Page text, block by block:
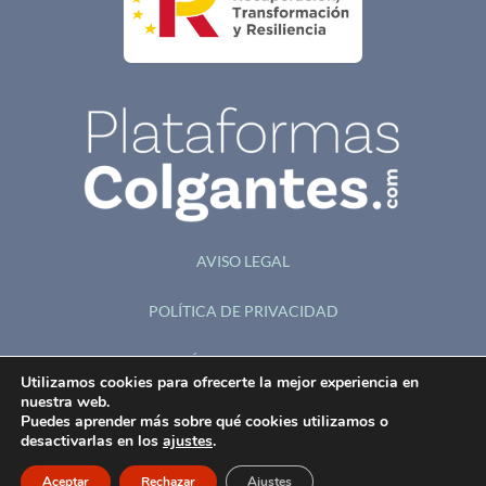
AVISO LEGAL
POLÍTICA DE PRIVACIDAD
POLÍTICA DE COOKIES
ACCESIBILIDAD
Utilizamos cookies para ofrecerte la mejor experiencia en
nuestra web.
Puedes aprender más sobre qué cookies utilizamos o
desactivarlas en los ajustes.
Aceptar Rechazar Ajustes